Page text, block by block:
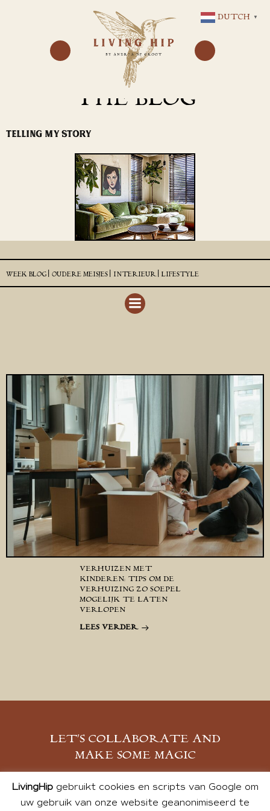
NAAR
DE
INHOUD
THE BLOG
TELLING MY STORY
WEEK BLOG | OUDERE MEISJES | INTERIEUR | LIFESTYLE
VERHUIZEN MET
KINDEREN: TIPS OM DE
VERHUIZING ZO SOEPEL
MOGELIJK TE LATEN
VERLOPEN
LEES VERDER
LET’S COLLABORATE AND
MAKE SOME MAGIC
MELD JE AAN
LivingHipgebruikt cookies en scripts van Google om
uw gebruik van onze website geanonimiseerd te
DUTCH ▼